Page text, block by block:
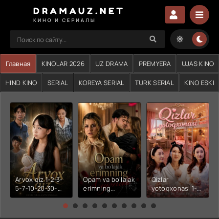
DRAMAUZ.NET
КИНО И СЕРИАЛЫ
Главная KINOLAR 2026 UZ DRAMA PREMYERA UJAS KINO
HIND KINO SERIAL KOREYA SERIAL TURK SERIAL KINO ESKI
Arvox qiz 1-2-3-
5-7-10-20-30-
50-60-70-80-
Opam va bo'lajak
erimning
xiyonati 1-2-3-4-
5-6-7-10-20-30-
Qizlar
yotoqxonasi 1-2-
3-4-5-6-7-10-20-
30-50-60-70-80-